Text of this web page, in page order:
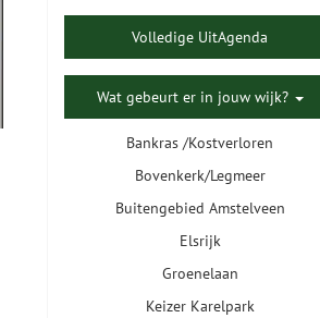
Volledige UitAgenda
Wat gebeurt er in jouw wijk?
Bankras /Kostverloren
Bovenkerk/Legmeer
Buitengebied Amstelveen
Elsrijk
Groenelaan
Keizer Karelpark